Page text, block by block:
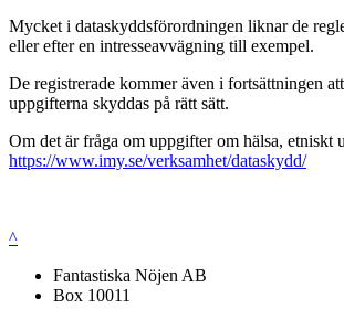
Mycket i dataskyddsförordningen liknar de
eller efter en intresseavvägning till exempel.
De registrerade kommer även i fortsättningen
uppgifterna skyddas på rätt sätt.
Om det är fråga om uppgifter om hälsa, etniskt
https://www.imy.se/verksamhet/dataskydd/
^
Fantastiska Nöjen AB
Box 10011